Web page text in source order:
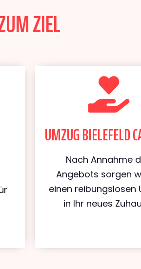
ZIEL
UMZUG BIELEFELD
Nach Annahme
Angebots sorgen
einen reibungslosen
in Ihr neues